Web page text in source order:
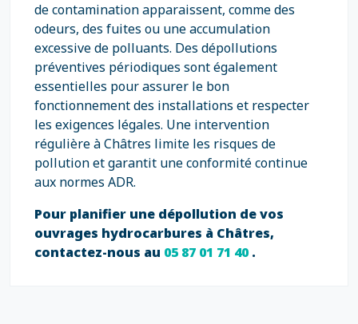
de contamination apparaissent, comme des
odeurs, des fuites ou une accumulation
excessive de polluants. Des dépollutions
préventives périodiques sont également
essentielles pour assurer le bon
fonctionnement des installations et respecter
les exigences légales. Une intervention
régulière à Châtres limite les risques de
pollution et garantit une conformité continue
aux normes ADR.
Pour planifier une dépollution de vos
ouvrages hydrocarbures à Châtres,
contactez-nous au 05 87 01 71 40.